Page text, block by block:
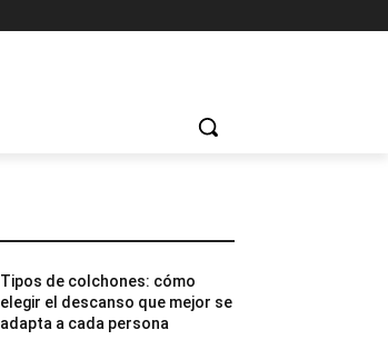
Tipos de colchones: cómo
elegir el descanso que mejor se
adapta a cada persona